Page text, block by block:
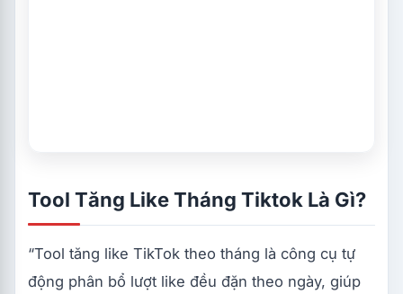
Tool Tăng Like Tháng Tiktok Là Gì?
“Tool tăng like TikTok theo tháng là công cụ tự
động phân bổ lượt like đều đặn theo ngày, giúp